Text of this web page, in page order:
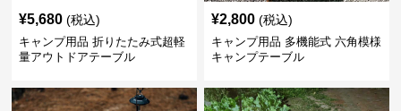
¥5,680 (税込)
キャンプ用品 折りたたみ式超軽
量アウトドアテーブル
¥2,800 (税込)
キャンプ用品 多機能式 六角模様
キャンプテーブル